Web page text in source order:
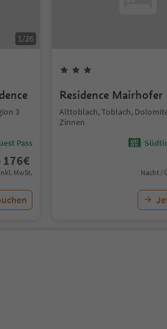
1/26
3
Pass
176€
MwSt.
Residence Mairhofer
Alttoblach, Toblach,
Zinnen
Nacht /